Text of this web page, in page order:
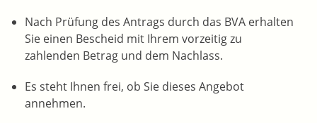
Nach Prüfung des Antrags durch das BVA erhalten
Sie einen Bescheid mit Ihrem vorzeitig zu
zahlenden Betrag und dem Nachlass.
Es steht Ihnen frei, ob Sie dieses Angebot
annehmen.